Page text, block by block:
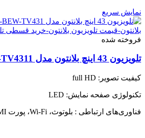
نمایش سریع
فروخته شده
تلویزیون 43 اینچ بلانتون مدل BEW-TV4311
کیفیت تصویر: full HD
تکنولوژی صفحه نمایش: LED
فناوری‌های ارتباطی : بلوتوث، Wi-Fi، پورت HDMI